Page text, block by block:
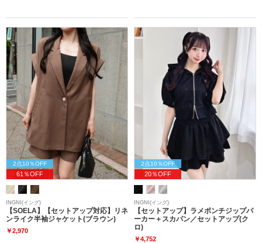
2点10％OFF
61％OFF
INGNI(イング)
【SOELA】【セットアップ対応】リネ
ンライク半袖ジャケット(ブラウン)
￥2,970
2点10％OFF
20％OFF
INGNI(イング)
【セットアップ】ラメポンチジップパ
ーカー＋スカパン／セットアップ(ク
ロ)
￥4,752